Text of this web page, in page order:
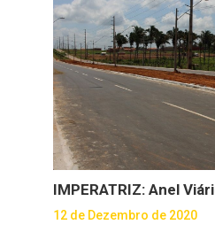
IMPERATRIZ: Anel
12 de Dezembro de 2020